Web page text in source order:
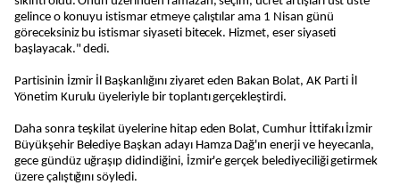
gelince o konuyu istismar etmeye çalıştılar ama 1 Nisan günü
göreceksiniz bu istismar siyaseti bitecek. Hizmet, eser siyaseti
başlayacak." dedi.
Partisinin İzmir İl Başkanlığını ziyaret eden Bakan Bolat, AK Parti İl
Yönetim Kurulu üyeleriyle bir toplantı gerçekleştirdi.
Daha sonra teşkilat üyelerine hitap eden Bolat, Cumhur İttifakı İzmir
Büyükşehir Belediye Başkan adayı Hamza Dağ'ın enerji ve heyecanla,
gece gündüz uğraşıp didindiğini, İzmir'e gerçek belediyeciliği getirmek
üzere çalıştığını söyledi.